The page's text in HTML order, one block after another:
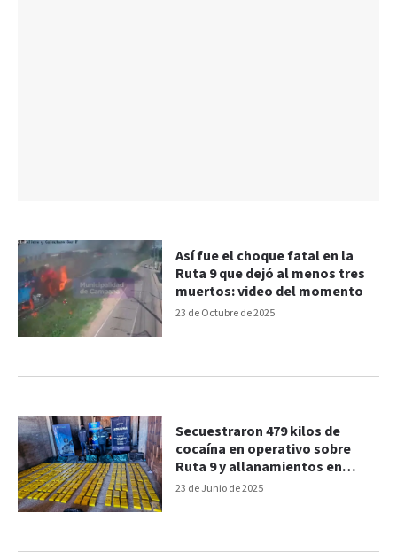
23 de Octubre de 2025
Así fue el choque fatal en la
Ruta 9 que dejó al menos tres
muertos: video del momento
23 de Junio de 2025
Secuestraron 479 kilos de
cocaína en operativo sobre
Ruta 9 y allanamientos en
Jujuy